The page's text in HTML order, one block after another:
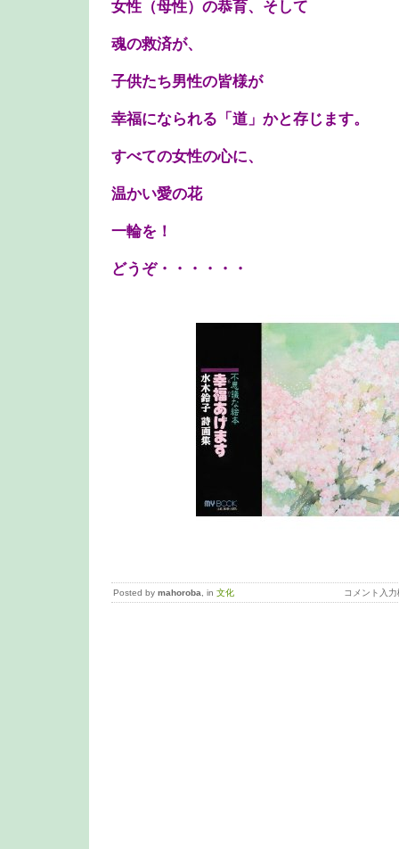
女性（母性）の恭育、そして
魂の救済が、
子供たち男性の皆様が
幸福になられる「道」かと存じます。
すべての女性の心に、
温かい愛の花
一輪を！
どうぞ・・・・・・
Posted by mahoroba , in 文化 コメント入力